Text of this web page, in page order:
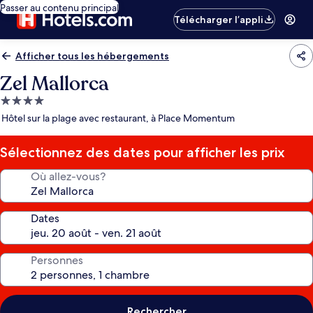
Passer au contenu principal
Télécharger l’appli
Afficher tous les hébergements
Zel Mallorca
Hébergement
4.0 étoiles
Hôtel sur la plage avec restaurant, à Place Momentum
Sélectionnez des dates pour afficher les prix
Où allez-vous?
Dates
Personnes